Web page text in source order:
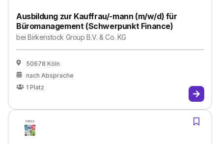
Ausbildung zur Kauffrau/-mann (m/w/d) für
Büromanagement (Schwerpunkt Finance)
beiBirkenstock Group B.V. & Co. KG
50678 Köln
nach Absprache
1 Platz